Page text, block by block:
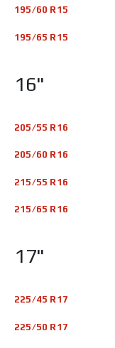
195/60 R15
195/65 R15
16"
205/55 R16
205/60 R16
215/55 R16
215/65 R16
17"
225/45 R17
225/50 R17